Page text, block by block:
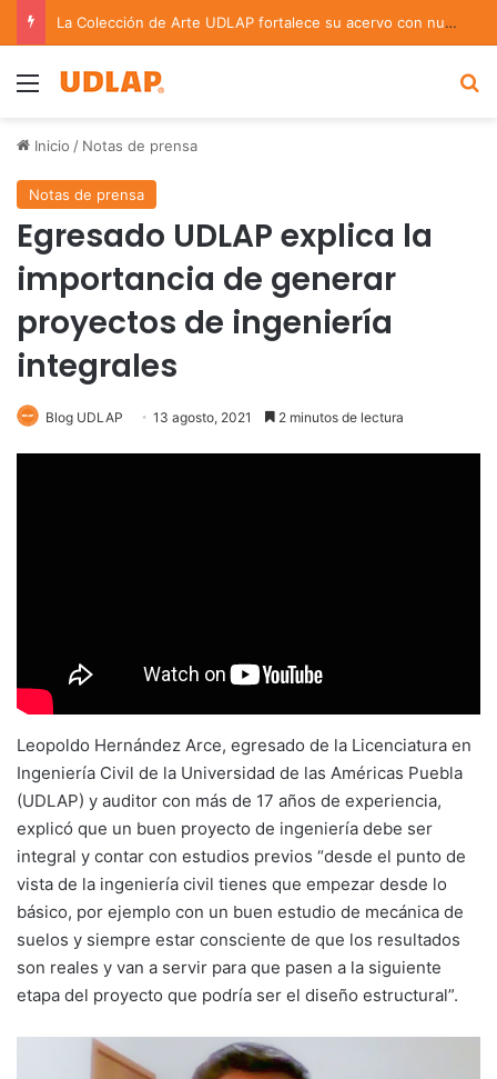
La Colección de Arte UDLAP fortalece su acervo con nuevas obras de artistas emergentes y consolidados
Menu
Inicio / Notas de prensa
Notas de prensa
Egresado UDLAP explica la
importancia de generar
proyectos de ingeniería
integrales
Blog UDLAP 13 agosto, 2021 2 minutos de lectura
Leopoldo Hernández Arce, egresado de la Licenciatura en
Ingeniería Civil de la Universidad de las Américas Puebla
(UDLAP) y auditor con más de 17 años de experiencia,
explicó que un buen proyecto de ingeniería debe ser
integral y contar con estudios previos “desde el punto de
vista de la ingeniería civil tienes que empezar desde lo
básico, por ejemplo con un buen estudio de mecánica de
suelos y siempre estar consciente de que los resultados
son reales y van a servir para que pasen a la siguiente
etapa del proyecto que podría ser el diseño estructural”.